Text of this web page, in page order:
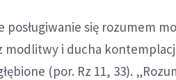
posługiwanie się rozumem
i ducha
(por. Rz 11, 33).